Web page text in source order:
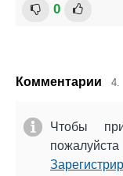
0
Комментарии 4.
Чтобы